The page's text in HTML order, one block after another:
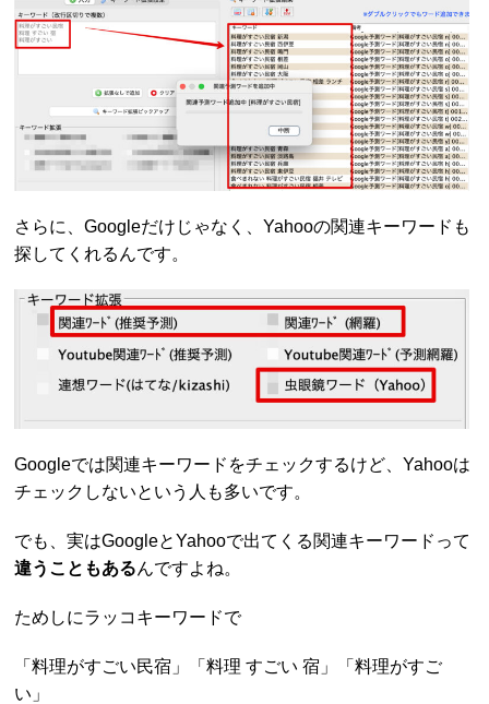
さらに、Googleだけじゃなく、Yahooの関連キーワードも
探してくれるんです。
Googleでは関連キーワードをチェックするけど、Yahooは
チェックしないという人も多いです。
でも、実はGoogleとYahooで出てくる関連キーワードって
違うこともあるんですよね。
ためしにラッコキーワードで
「料理がすごい民宿」「料理 すごい 宿」「料理がすご
い」